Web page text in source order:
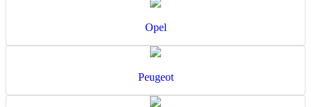
Opel
Peugeot